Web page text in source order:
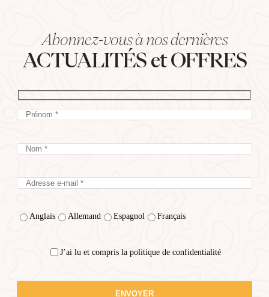
Abonnez-vous à nos dernières
ACTUALITÉS et OFFRES
Anglais Allemand Espagnol Français
J’ai lu et compris la politique de confidentialité